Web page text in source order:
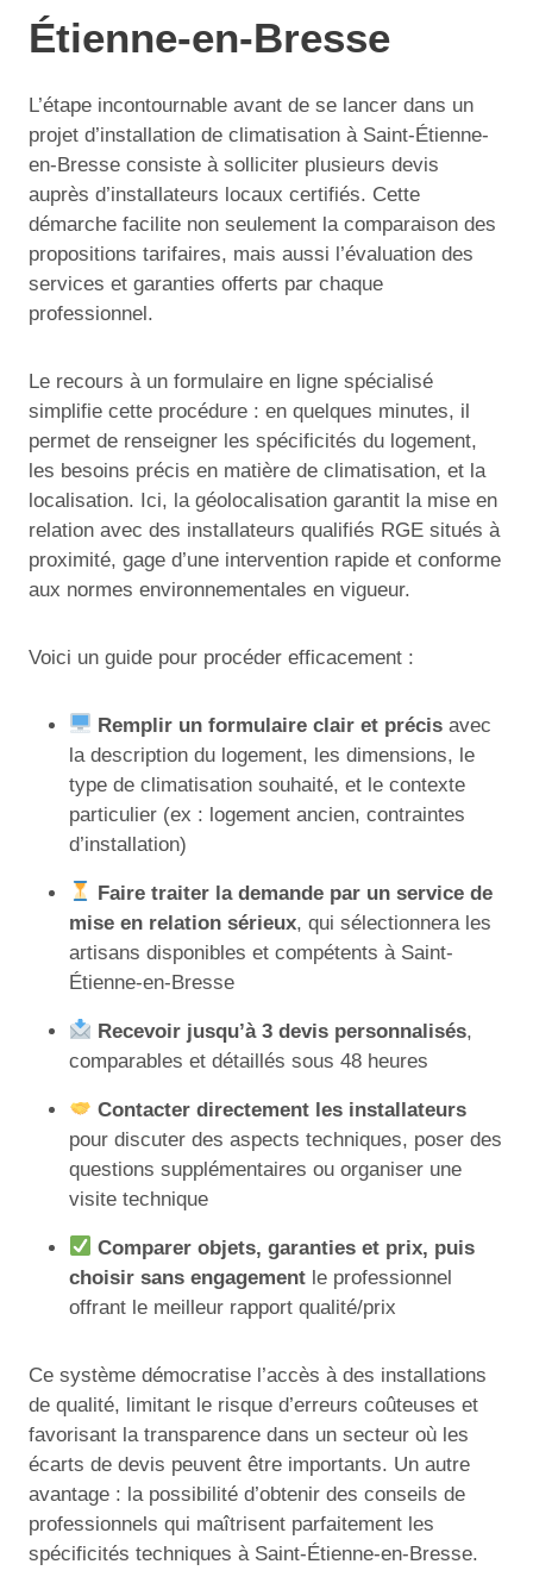
Étienne-en-Bresse
L’étape incontournable avant de se lancer dans un
projet d’installation de climatisation à Saint-Étienne-
en-Bresse consiste à solliciter plusieurs devis
auprès d’installateurs locaux certifiés. Cette
démarche facilite non seulement la comparaison des
propositions tarifaires, mais aussi l’évaluation des
services et garanties offerts par chaque
professionnel.
Le recours à un formulaire en ligne spécialisé
simplifie cette procédure : en quelques minutes, il
permet de renseigner les spécificités du logement,
les besoins précis en matière de climatisation, et la
localisation. Ici, la géolocalisation garantit la mise en
relation avec des installateurs qualifiés RGE situés à
proximité, gage d’une intervention rapide et conforme
aux normes environnementales en vigueur.
Voici un guide pour procéder efficacement :
Remplir un formulaire clair et précis avec
la description du logement, les dimensions, le
type de climatisation souhaité, et le contexte
particulier (ex : logement ancien, contraintes
d’installation)
Faire traiter la demande par un service de
mise en relation sérieux, qui sélectionnera les
artisans disponibles et compétents à Saint-
Étienne-en-Bresse
Recevoir jusqu’à 3 devis personnalisés,
comparables et détaillés sous 48 heures
Contacter directement les installateurs
pour discuter des aspects techniques, poser des
questions supplémentaires ou organiser une
visite technique
Comparer objets, garanties et prix, puis
choisir sans engagement le professionnel
offrant le meilleur rapport qualité/prix
Ce système démocratise l’accès à des installations
de qualité, limitant le risque d’erreurs coûteuses et
favorisant la transparence dans un secteur où les
écarts de devis peuvent être importants. Un autre
avantage : la possibilité d’obtenir des conseils de
professionnels qui maîtrisent parfaitement les
spécificités techniques à Saint-Étienne-en-Bresse.